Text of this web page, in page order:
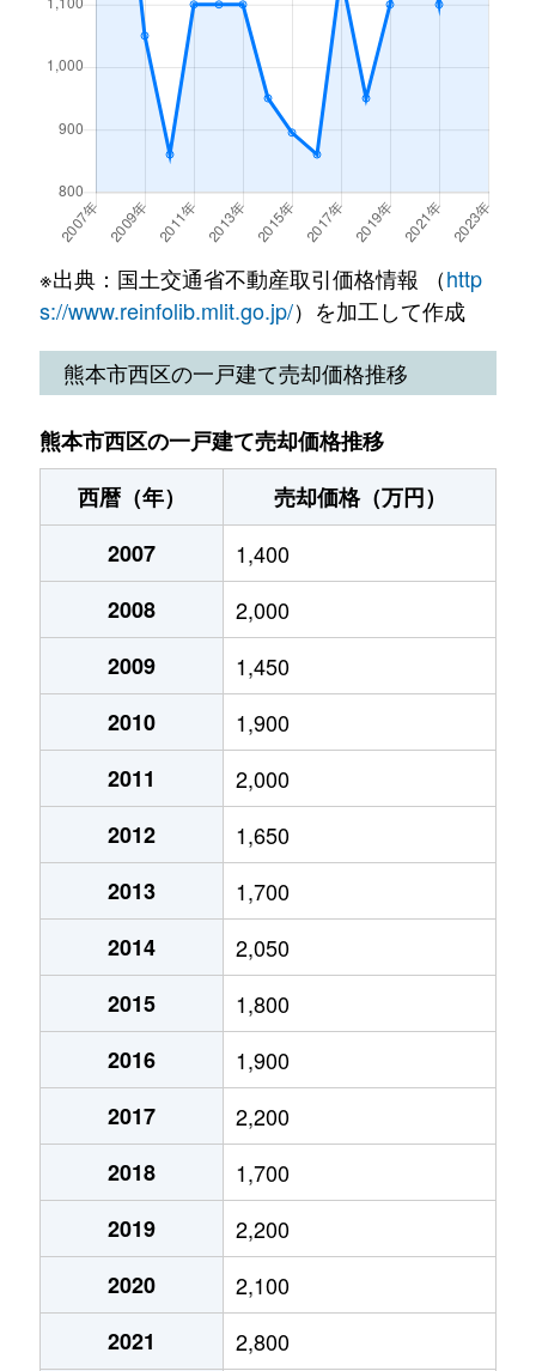
※出典：国土交通省不動産取引価格情報 （http
s://www.reinfolib.mlit.go.jp/）を加工して作成
熊本市西区の一戸建て売却価格推移
熊本市西区の一戸建て売却価格推移
西暦（年）
売却価格（万円）
2007
1,400
2008
2,000
2009
1,450
2010
1,900
2011
2,000
2012
1,650
2013
1,700
2014
2,050
2015
1,800
2016
1,900
2017
2,200
2018
1,700
2019
2,200
2020
2,100
2021
2,800